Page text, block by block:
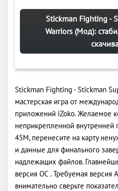
Stickman Fighting -
Warriors (Мод):
Stickman Fighting - Stickman
мастерская игра от
приложений iZoko. Желаемое
неприкрепленной внутренней
45M, перенесите на карту
и данные для финального
надлежащих файлов.
версия ОС . Требуемая версия
внимательно сверьте